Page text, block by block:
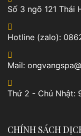
Số 3 ngõ 121
Hotline (zalo):
Mail:
Thứ 2 - Chủ Nhật:
CHÍNH SÁCH